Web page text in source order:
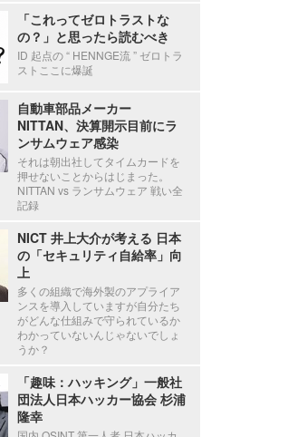
「これってゼロトラストな
の？」と思ったら読むべき
ID 起点の “ HENNGE流 ” ゼロトラ
ストここに爆誕
自動車部品メーカー
NITTAN、決算開示目前にラ
ンサムウェア感染
それは朝出社してタイムカードを
押せないことからはじまった。
NITTAN vs ランサムウェア 戦い全
記録
NICT 井上大介が考える 日本
の「セキュリティ自給率」向
上
多くの組織で海外製のアプライア
ンスを導入していますが自分たち
がどんな仕組みで守られているか
わかっていないんじゃないでしょ
うか？
「趣味：ハッキング」一般社
団法人日本ハッカー協会 杉浦
隆幸